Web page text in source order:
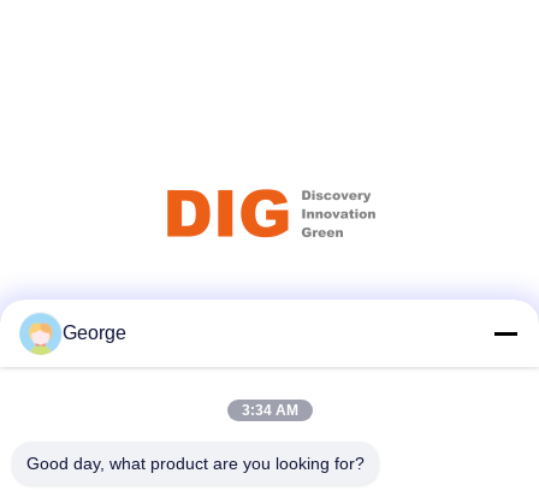
Schnelle Kontaktaufnahme
Tel.
George
3:34 AM
Good day, what product are you looking for?